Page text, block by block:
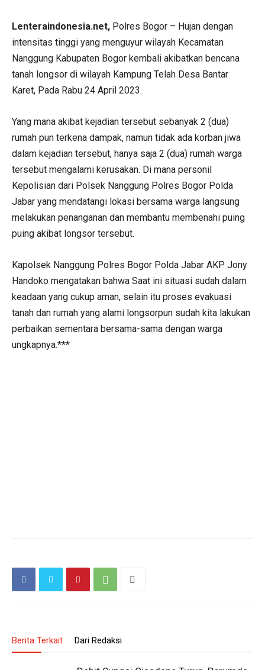
Lenteraindonesia.net, Polres Bogor – Hujan dengan
intensitas tinggi yang menguyur wilayah Kecamatan
Nanggung Kabupaten Bogor kembali akibatkan bencana
tanah longsor di wilayah Kampung Telah Desa Bantar
Karet, Pada Rabu 24 April 2023.
Yang mana akibat kejadian tersebut sebanyak 2 (dua)
rumah pun terkena dampak, namun tidak ada korban jiwa
dalam kejadian tersebut, hanya saja 2 (dua) rumah warga
tersebut mengalami kerusakan. Di mana personil
Kepolisian dari Polsek Nanggung Polres Bogor Polda
Jabar yang mendatangi lokasi bersama warga langsung
melakukan penanganan dan membantu membenahi puing
puing akibat longsor tersebut.
Kapolsek Nanggung Polres Bogor Polda Jabar AKP Jony
Handoko mengatakan bahwa Saat ini situasi sudah dalam
keadaan yang cukup aman, selain itu proses evakuasi
tanah dan rumah yang alami longsorpun sudah kita lakukan
perbaikan sementara bersama-sama dengan warga
ungkapnya.***
Berita Terkait Dari Redaksi